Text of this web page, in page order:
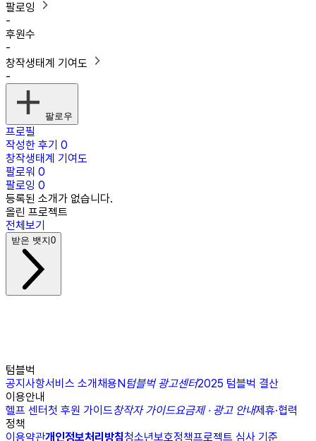
팔로잉
-
후원수
-
창작생태계 기여도
-
팔로우
프로필
작성한 후기 0
창작생태계 기여도
팔로워 0
팔로잉 0
등록된 소개가 없습니다.
올린 프로젝트
전체보기
받은 뱃지0
텀블벅
공지사항서비스 소개채용N텀블벅 광고센터2025 텀블벅 결산
이용안내
헬프 센터첫 후원 가이드창작자 가이드요금제 · 광고 안내제휴·협력
정책
이용약관개인정보처리방침청소년보호정책프로젝트 심사 기준